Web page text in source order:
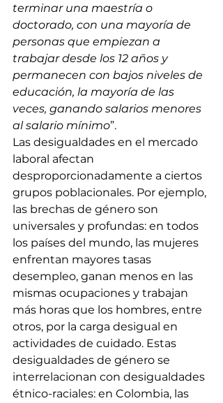
terminar una maestría o
doctorado, con una mayoría de
personas que empiezan a
trabajar desde los 12 años y
permanecen con bajos niveles de
educación, la mayoría de las
veces, ganando salarios menores
al salario mínimo”.
Las desigualdades en el mercado
laboral afectan
desproporcionadamente a ciertos
grupos poblacionales. Por ejemplo,
las brechas de género son
universales y profundas: en todos
los países del mundo, las mujeres
enfrentan mayores tasas
desempleo, ganan menos en las
mismas ocupaciones y trabajan
más horas que los hombres, entre
otros, por la carga desigual en
actividades de cuidado. Estas
desigualdades de género se
interrelacionan con desigualdades
étnico-raciales: en Colombia, las